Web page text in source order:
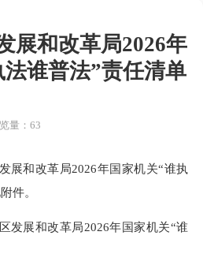
展和改革局2026年
法谁普法”责任清单
量：63
展和改革局2026年国家机关“谁执
件。
发展和改革局2026年国家机关“谁